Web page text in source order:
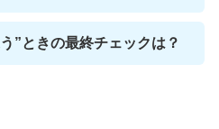
”ときの最終チェックは？